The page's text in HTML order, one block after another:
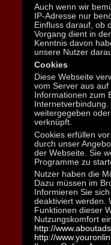
Auch wenn wir
IP-Adresse nur
Einfluss darauf, ob
Vorgang dient in
Kenntnis davon
unsere Nutzer
Cookies
Diese Webseite
vom Server aus
Informationen zum
weitergegeben
verknüpft.
Cookies erfüllen
durch unser
der Webseite. Sie
Programme zu
Nutzer haben die
Dazu müssen im
Informieren Sie
deaktiviert werden.
Funktionen dieser
Nutzungskomfort
http://
http://